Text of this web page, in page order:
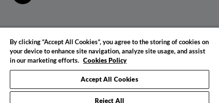
© 2026 IADE. Todos os direitos reservados.
By clicking “Accept All Cookies”, you agree to the storing of cookies on
your device to enhance site navigation, analyze site usage, and assist
in our marketing efforts. Cookies Policy
Accept All Cookies
Reject All